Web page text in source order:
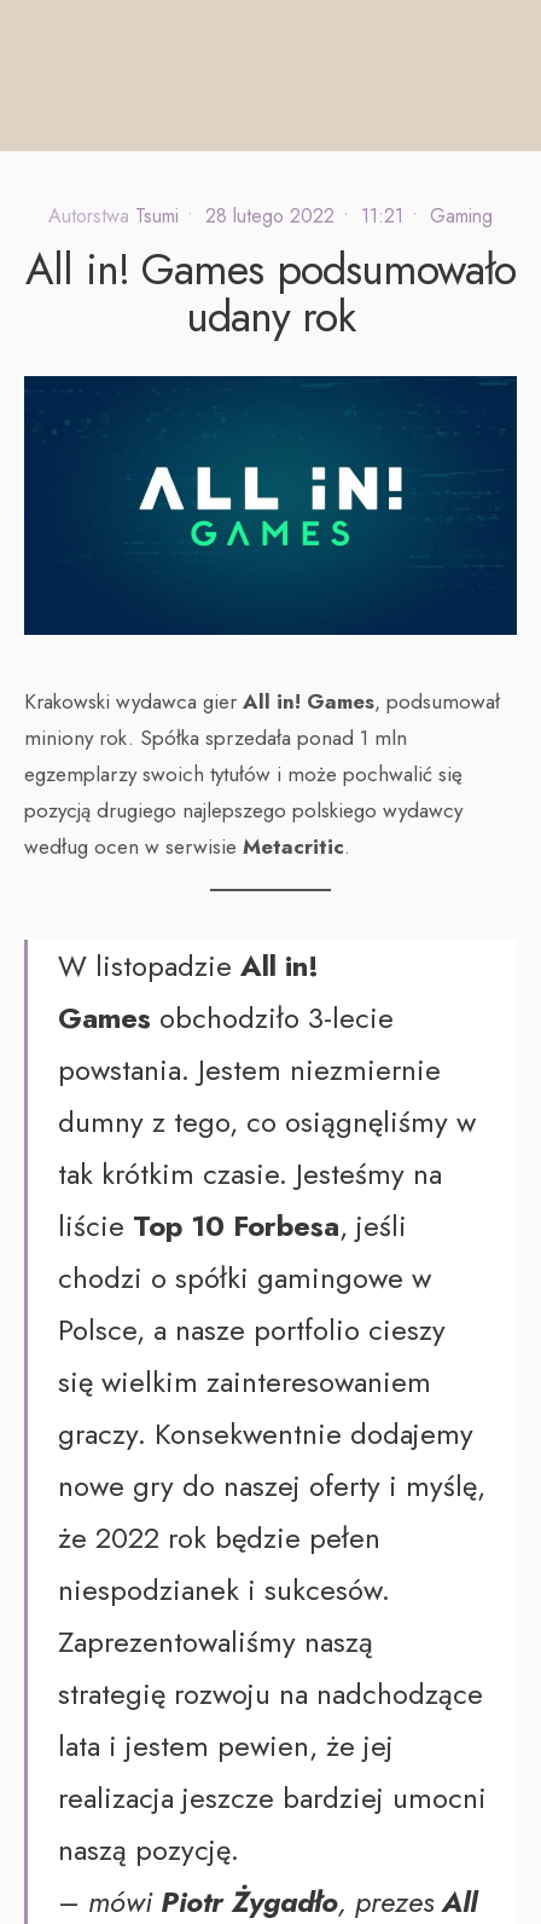
Autorstwa Tsumi • 28 lutego 2022 • 11:21 • Gaming
All in! Games podsumowało
udany rok
Krakowski wydawca gier All in! Games, podsumował
miniony rok. Spółka sprzedała ponad 1 mln
egzemplarzy swoich tytułów i może pochwalić się
pozycją drugiego najlepszego polskiego wydawcy
według ocen w serwisie Metacritic.
W listopadzie All in!
Games obchodziło 3-lecie
powstania. Jestem niezmiernie
dumny z tego, co osiągnęliśmy w
tak krótkim czasie. Jesteśmy na
liście Top 10 Forbesa, jeśli
chodzi o spółki gamingowe w
Polsce, a nasze portfolio cieszy
się wielkim zainteresowaniem
graczy. Konsekwentnie dodajemy
nowe gry do naszej oferty i myślę,
że 2022 rok będzie pełen
niespodzianek i sukcesów.
Zaprezentowaliśmy naszą
strategię rozwoju na nadchodzące
lata i jestem pewien, że jej
realizacja jeszcze bardziej umocni
naszą pozycję.
– mówi Piotr Żygadło, prezesAll